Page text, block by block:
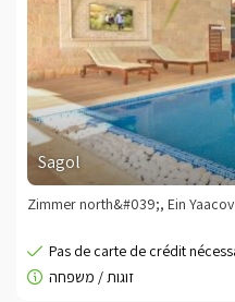
Sagol
Zimmer north&#039;, Ein Yaacov